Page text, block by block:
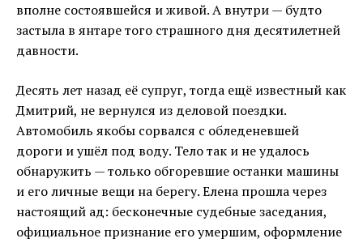
вполне состоявшейся и живой. А внутри — будто
застыла в янтаре того страшного дня десятилетней
давности.
Десять лет назад её супруг, тогда ещё известный как
Дмитрий, не вернулся из деловой поездки.
Автомобиль якобы сорвался с обледеневшей
дороги и ушёл под воду. Тело так и не удалось
обнаружить — только обгоревшие останки машины
и его личные вещи на берегу. Елена прошла через
настоящий ад: бесконечные судебные заседания,
официальное признание его умершим, оформление